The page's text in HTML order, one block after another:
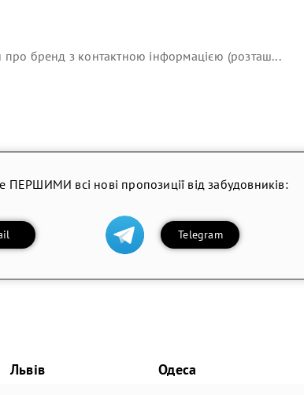
про бренд з контактною інформацією (розташ...
ПЕРШИМИ всі нові пропозиції від забудовників:
Telegram
Львів Одеса